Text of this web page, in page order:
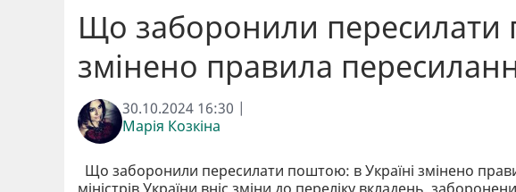
Що заборонили пересилати
змінено правила
30.10.2024 16:30 |
Марія Козкіна
Що заборонили пересилати поштою: в Україні змінено